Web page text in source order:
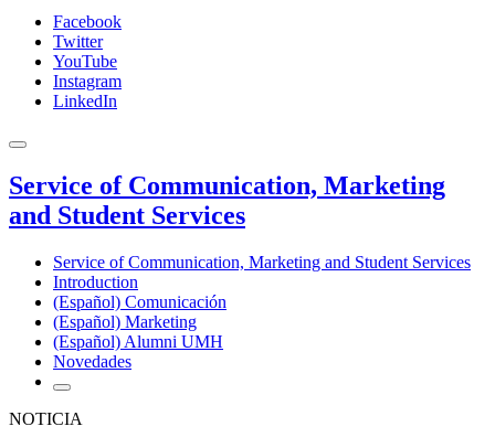
Facebook
Twitter
YouTube
Instagram
LinkedIn
Service of Communication, Marketing
and Student Services
Service of Communication, Marketing and Student Services
Introduction
(Español) Comunicación
(Español) Marketing
(Español) Alumni UMH
Novedades
NOTICIA